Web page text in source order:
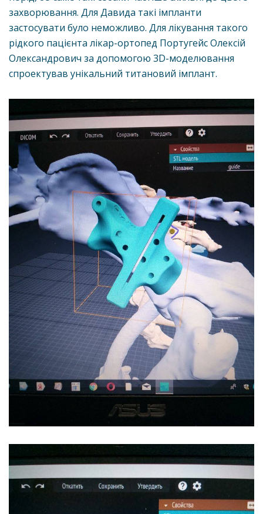
захворювання. Для Давида такі імпланти
застосувати було неможливо. Для лікування такого
рідкого пацієнта лікар-ортопед Португейс Олексій
Олександрович за допомогою 3D-моделювання
спроектував унікальний титановий імплант.